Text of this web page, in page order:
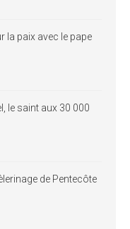
la paix avec le pape
le saint aux 30 000
de Pentecôte